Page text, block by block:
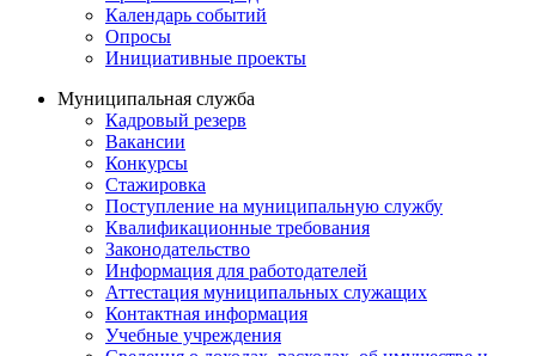
Календарь событий
Опросы
Инициативные проекты
Муниципальная служба
Кадровый резерв
Вакансии
Конкурсы
Стажировка
Поступление на муниципальную службу
Квалификационные требования
Законодательство
Информация для работодателей
Аттестация муниципальных служащих
Контактная информация
Учебные учреждения